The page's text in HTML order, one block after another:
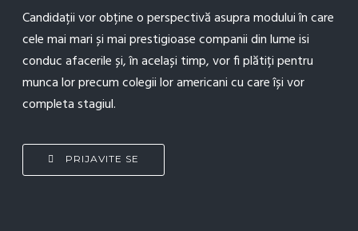
Candidații vor obține o perspectivă asupra modului în care
cele mai mari și mai prestigioase companii din lume isi
conduc afacerile și, în același timp, vor fi plătiți pentru
munca lor precum colegii lor americani cu care își vor
completa stagiul.
PRIJAVITE SE